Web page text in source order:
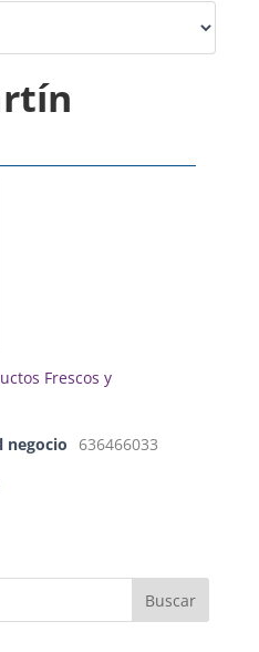
Frescos y
negocio
636466033